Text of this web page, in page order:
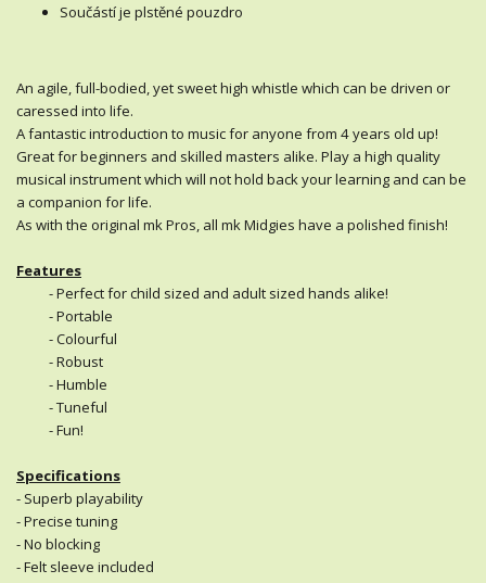
Součástí je plstěné pouzdro
An agile, full-bodied, yet sweet high whistle which can be driven or
caressed into life.
A fantastic introduction to music for anyone from 4 years old up!
Great for beginners and skilled masters alike. Play a high quality
musical instrument which will not hold back your learning and can be
a companion for life.
As with the original mk Pros, all mk Midgies have a polished finish!
Features
- Perfect for child sized and adult sized hands alike!
- Portable
- Colourful
- Robust
- Humble
- Tuneful
- Fun!
Specifications
- Superb playability
- Precise tuning
- No blocking
- Felt sleeve included